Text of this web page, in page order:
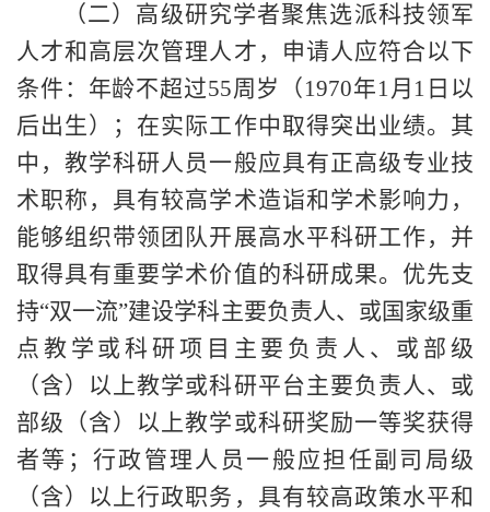
（二）高级研究学者聚焦选派科技领军
人才和高层次管理人才，申请人应符合以下
条件：年龄不超过55周岁（1970年1月1日以
后出生）；在实际工作中取得突出业绩。其
中，教学科研人员一般应具有正高级专业技
术职称，具有较高学术造诣和学术影响力，
能够组织带领团队开展高水平科研工作，并
取得具有重要学术价值的科研成果。优先支
持“双一流”建设学科主要负责人、或国家级重
点教学或科研项目主要负责人、或部级
（含）以上教学或科研平台主要负责人、或
部级（含）以上教学或科研奖励一等奖获得
者等；行政管理人员一般应担任副司局级
（含）以上行政职务，具有较高政策水平和